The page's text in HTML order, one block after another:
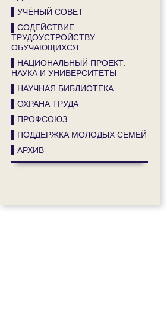
▌УЧЁНЫЙ СОВЕТ
▌СОДЕЙСТВИЕ
ТРУДОУСТРОЙСТВУ
ОБУЧАЮЩИХСЯ
▌НАЦИОНАЛЬНЫЙ ПРОЕКТ:
НАУКА И УНИВЕРСИТЕТЫ
▌НАУЧНАЯ БИБЛИОТЕКА
▌ОХРАНА ТРУДА
▌ПРОФСОЮЗ
▌ПОДДЕРЖКА МОЛОДЫХ СЕМЕЙ
▌АРХИВ